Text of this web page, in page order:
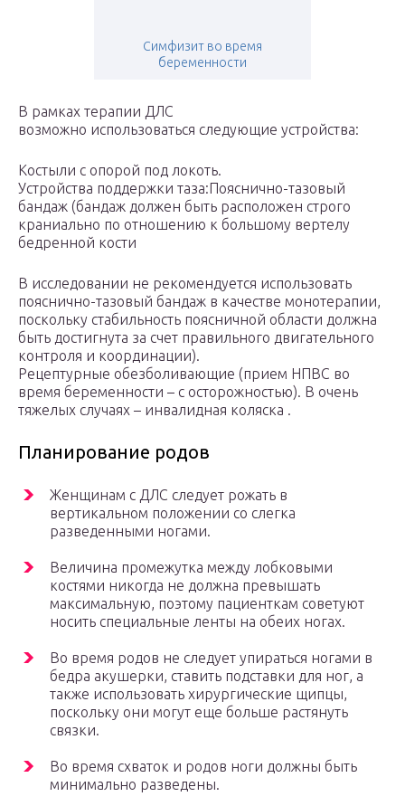
Симфизит во время
беременности
В рамках терапии ДЛС
возможно использоваться следующие устройства:
Костыли с опорой под локоть.
Устройства поддержки таза:Пояснично-тазовый
бандаж (бандаж должен быть расположен строго
краниально по отношению к большому вертелу
бедренной кости
В исследовании не рекомендуется использовать
пояснично-тазовый бандаж в качестве монотерапии,
поскольку стабильность поясничной области должна
быть достигнута за счет правильного двигательного
контроля и координации).
Рецептурные обезболивающие (прием НПВС во
время беременности – с осторожностью). В очень
тяжелых случаях – инвалидная коляска .
Планирование родов
Женщинам с ДЛС следует рожать в
вертикальном положении со слегка
разведенными ногами.
Величина промежутка между лобковыми
костями никогда не должна превышать
максимальную, поэтому пациенткам советуют
носить специальные ленты на обеих ногах.
Во время родов не следует упираться ногами в
бедра акушерки, ставить подставки для ног, а
также использовать хирургические щипцы,
поскольку они могут еще больше растянуть
связки.
Во время схваток и родов ноги должны быть
минимально разведены.